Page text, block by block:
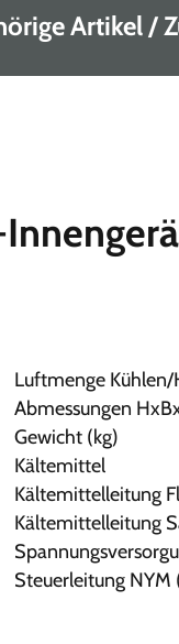
Artikel /
Luftmenge
Abmessungen
Gewicht (kg)
Kältemittel
Kältemittelleitung
Kältemittelleitung
Steuerleitung NYM